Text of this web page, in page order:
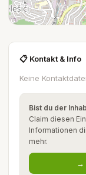
📋 Kontakt & Info
Keine
Bist du der
Claim diesen
Informationen
mehr.
→